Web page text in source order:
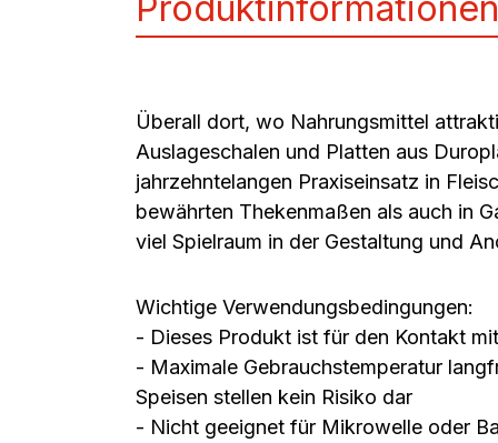
Überall dort, wo Nahrungsmittel
Auslageschalen und Platten aus
jahrzehntelangen Praxiseinsatz in
bewährten Thekenmaßen als auch in
viel Spielraum in der Gestaltung und
Wichtige Verwendungsbedingungen:
- Dieses Produkt ist für den Kontakt
- Maximale Gebrauchstemperatur
Speisen stellen kein Risiko dar
- Nicht geeignet für Mikrowelle oder